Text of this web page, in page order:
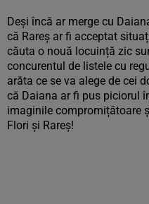
Deși încă ar merge cu
că Rareș ar fi acceptat
căuta o nouă locuință zic
concurentul de listele cu
arăta ce se va alege de cei
că Daiana ar fi pus piciorul
imaginile compromițătoare
Flori și Rareș!